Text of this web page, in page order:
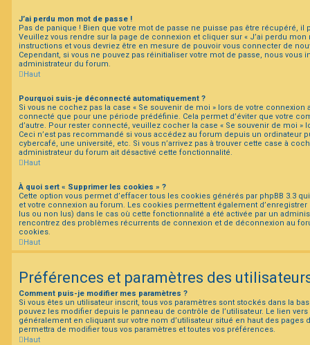
J’ai perdu mon mot de passe !
Pas de panique ! Bien que votre mot de passe ne puisse pas être récupéré,
Veuillez vous rendre sur la page de connexion et cliquer sur « J’ai perdu mon
instructions et vous devriez être en mesure de pouvoir vous connecter de
Cependant, si vous ne pouvez pas réinitialiser votre mot de passe, nous vous
administrateur du forum.
Haut
Pourquoi suis-je déconnecté automatiquement ?
Si vous ne cochez pas la case « Se souvenir de moi » lors de votre connexion
connecté que pour une période prédéfinie. Cela permet d’éviter que votre
d’autre. Pour rester connecté, veuillez cocher la case « Se souvenir de moi »
Ceci n’est pas recommandé si vous accédez au forum depuis un ordinateur
cybercafé, une université, etc. Si vous n’arrivez pas à trouver cette case à
administrateur du forum ait désactivé cette fonctionnalité.
Haut
À quoi sert « Supprimer les cookies » ?
Cette option vous permet d’effacer tous les cookies générés par phpBB 3.3
et votre connexion au forum. Les cookies permettent également d’enregistrer
lus ou non lus) dans le cas où cette fonctionnalité a été activée par un
rencontrez des problèmes récurrents de connexion et de déconnexion au
cookies.
Haut
Préférences et paramètres des
Comment puis-je modifier mes paramètres ?
Si vous êtes un utilisateur inscrit, tous vos paramètres sont stockés dans la
pouvez les modifier depuis le panneau de contrôle de l’utilisateur. Le lien
généralement en cliquant sur votre nom d’utilisateur situé en haut des pages
permettra de modifier tous vos paramètres et toutes vos préférences.
Haut